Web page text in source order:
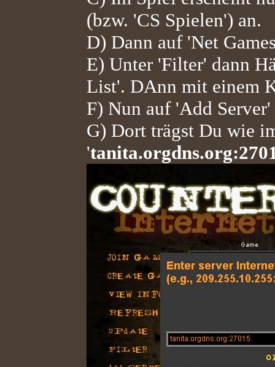
(bzw. 'CS Spielen') an.
D) Dann auf 'Net
E) Unter 'Filter' dann
List'. DAnn mit einem
F) Nun auf 'Add
G) Dort trägst Du wie
'